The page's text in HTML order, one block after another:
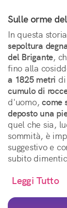
Sulle orme
In questa
sepoltura
del Brigante,
fino alla
a 1825 metri
cumulo di
d'uomo, come
deposto una
quel che sia,
sommità, è
suggestivo e
subito
Leggi Tutto